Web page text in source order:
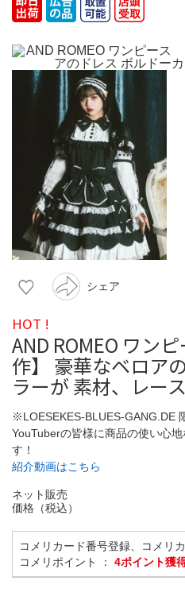
シェア
HOT !
AND ROMEO ワン
作】 豪華なベロア
ラーが 素材、レース
※LOESEKES-BLUES-GANG.DE
YouTuberの皆様に商品の使い心
す！
紹介動画はこちら
ネット販売
価格（税込）
コメリカード番号登録、コメリ
コメリポイント ： 4ポイント獲